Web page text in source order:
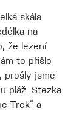
skála
na
že lezení
to přišlo
prošly jsme
pláž. Stezka
Trek“ a